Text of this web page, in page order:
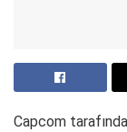
Capcom